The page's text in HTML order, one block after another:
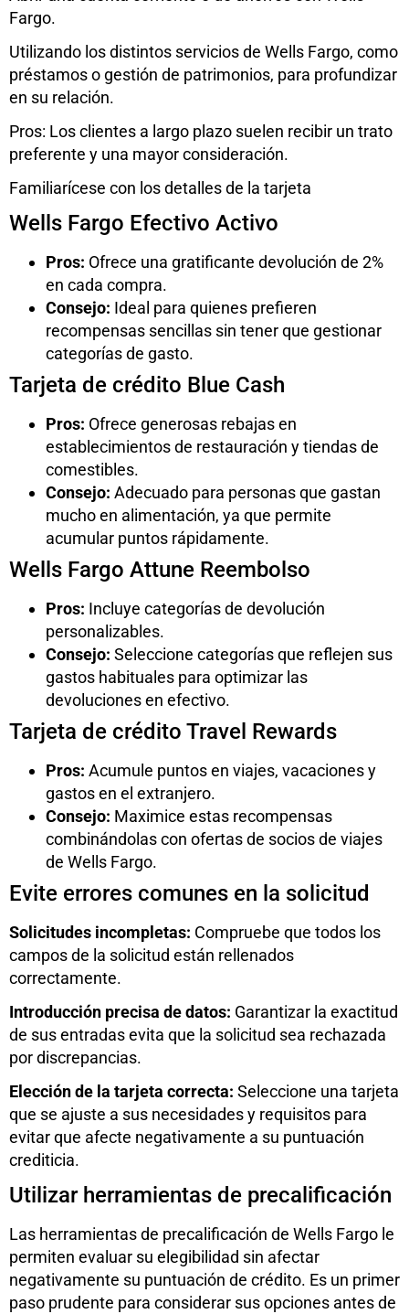
Fargo.
Utilizando los distintos servicios de Wells Fargo, como
préstamos o gestión de patrimonios, para profundizar
en su relación.
Pros: Los clientes a largo plazo suelen recibir un trato
preferente y una mayor consideración.
Familiarícese con los detalles de la tarjeta
Wells Fargo Efectivo Activo
Pros: Ofrece una gratificante devolución de 2%
en cada compra.
Consejo: Ideal para quienes prefieren
recompensas sencillas sin tener que gestionar
categorías de gasto.
Tarjeta de crédito Blue Cash
Pros: Ofrece generosas rebajas en
establecimientos de restauración y tiendas de
comestibles.
Consejo: Adecuado para personas que gastan
mucho en alimentación, ya que permite
acumular puntos rápidamente.
Wells Fargo Attune Reembolso
Pros: Incluye categorías de devolución
personalizables.
Consejo: Seleccione categorías que reflejen sus
gastos habituales para optimizar las
devoluciones en efectivo.
Tarjeta de crédito Travel Rewards
Pros: Acumule puntos en viajes, vacaciones y
gastos en el extranjero.
Consejo: Maximice estas recompensas
combinándolas con ofertas de socios de viajes
de Wells Fargo.
Evite errores comunes en la solicitud
Solicitudes incompletas: Compruebe que todos los
campos de la solicitud están rellenados
correctamente.
Introducción precisa de datos: Garantizar la exactitud
de sus entradas evita que la solicitud sea rechazada
por discrepancias.
Elección de la tarjeta correcta: Seleccione una tarjeta
que se ajuste a sus necesidades y requisitos para
evitar que afecte negativamente a su puntuación
crediticia.
Utilizar herramientas de precalificación
Las herramientas de precalificación de Wells Fargo le
permiten evaluar su elegibilidad sin afectar
negativamente su puntuación de crédito. Es un primer
paso prudente para considerar sus opciones antes de